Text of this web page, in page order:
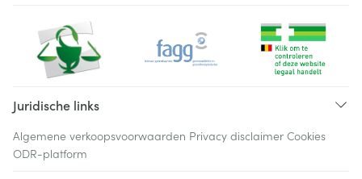
Juridische links
Algemene verkoopsvoorwaarden Privacy disclaimer Cookies
ODR-platform